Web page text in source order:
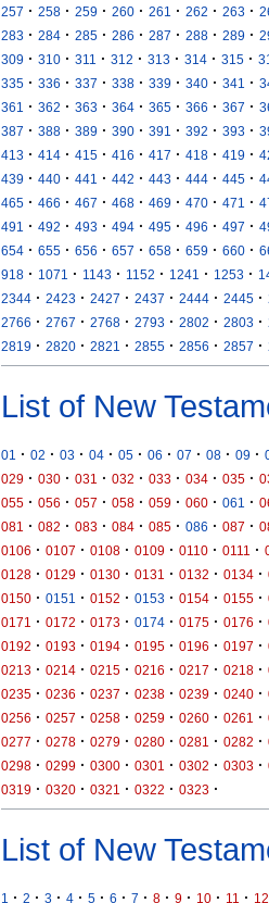
257 · 258 · 259 · 260 · 261 · 262 · 263 ·
283 · 284 · 285 · 286 · 287 · 288 · 289 ·
309 · 310 · 311 · 312 · 313 · 314 · 315 ·
335 · 336 · 337 · 338 · 339 · 340 · 341 ·
361
· 362 · 363 · 364 · 365 · 366 · 367 ·
387 · 388 · 389 · 390 · 391 · 392 · 393 ·
413 · 414 · 415 · 416 · 417 · 418 · 419 ·
439 · 440 · 441 · 442 · 443 · 444 · 445 ·
465 · 466 · 467 · 468 · 469 · 470 · 471 ·
491
· 492 · 493 · 494 · 495 · 496 · 497 ·
654 · 655 · 656 · 657 · 658 · 659 · 660 ·
918 · 1071 · 1143 · 1152 · 1241 · 1253 ·
2344 · 2423 · 2427 · 2437 · 2444 · 2445 ·
2766 · 2767 · 2768 · 2793 · 2802 · 2803 ·
2819 · 2820 · 2821 · 2855 · 2856 · 2857 ·
List of New
01 · 02 · 03 · 04 · 05 · 06 · 07 · 08 · 09 ·
029 · 030 · 031 · 032 · 033 · 034 · 035 ·
055 · 056 · 057 · 058 · 059 · 060 · 061 ·
081
· 082 · 083 · 084 · 085 · 086 · 087 ·
0106 · 0107 · 0108 · 0109 · 0110 · 0111 ·
0128 · 0129 · 0130 · 0131 · 0132 · 0134 ·
0150 · 0151 · 0152 · 0153 · 0154 · 0155 ·
0171
· 0172 · 0173 · 0174 · 0175 · 0176 ·
0192 · 0193 · 0194 · 0195 · 0196 · 0197 ·
0213 · 0214 · 0215 · 0216 · 0217 · 0218 ·
0235 · 0236 · 0237 · 0238 · 0239 · 0240 ·
0256 · 0257 · 0258 · 0259 · 0260 · 0261 ·
0277 · 0278 · 0279 · 0280 · 0281 · 0282 ·
0298 · 0299 · 0300 · 0301 · 0302 · 0303 ·
0319 · 0320 · 0321 · 0322 · 0323 ·
List of New
1 · 2 · 3 · 4 · 5 · 6 · 7 · 8 · 9 · 10 · 11 · 12